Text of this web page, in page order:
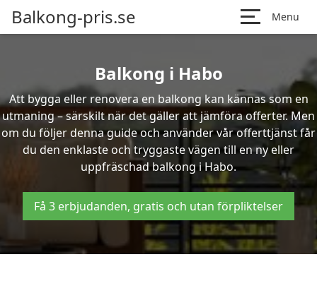
Balkong-pris.se Menu
Balkong i Habo
Att bygga eller renovera en balkong kan kännas som en
utmaning – särskilt när det gäller att jämföra offerter. Men
om du följer denna guide och använder vår offerttjänst får
du den enklaste och tryggaste vägen till en ny eller
uppfräschad balkong i Habo.
Få 3 erbjudanden, gratis och utan förpliktelser